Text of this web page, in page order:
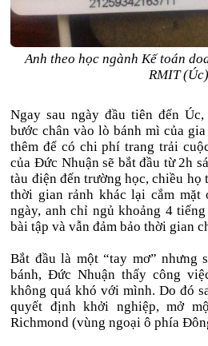
Anh theo học ngành Kế toán
RMIT (Úc)
Ngay sau ngày đầu tiên đến
bước chân vào lò bánh mì của
thêm để có chi phí trang trải
của Đức Nhuận sẽ bắt đầu từ 2h
tàu điện đến trường học, chiều họ
thời gian rảnh khác lại cắm mặt
ngày, anh chỉ ngủ khoảng 4
bài tập và vẫn đảm bảo thời gian
Bắt đầu là một “tay mơ” nhưng
bánh, Đức Nhuận thấy công
không quá khó với mình. Do đó
quyết định khởi nghiệp, mở
Richmond (vùng ngoại ô phía